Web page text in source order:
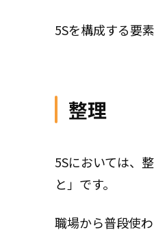
5Sを構成する要
整理
5Sにおいては、
と」です。
職場から普段使